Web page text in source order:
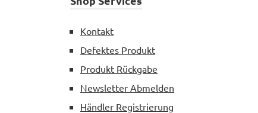
Kontakt
Defektes Produkt
Produkt Rückgabe
Newsletter Abmelden
Händler Registrierung